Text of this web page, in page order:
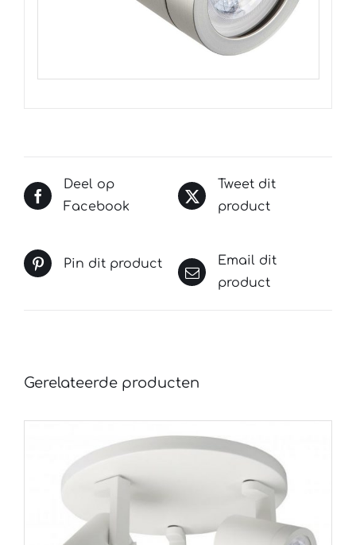
Deel op
Facebook
Tweet dit
product
Pin dit product
Email dit
product
Gerelateerde producten